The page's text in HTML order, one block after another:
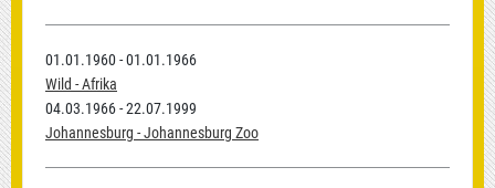
01.01.1960 - 01.01.1966
Wild - Afrika
04.03.1966 - 22.07.1999
Johannesburg - Johannesburg Zoo